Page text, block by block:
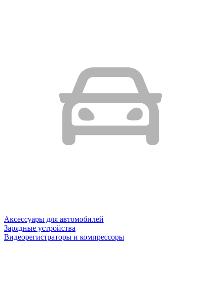
Аксессуары для автомобилей
Зарядные устройства
Видеорегистраторы и компрессоры